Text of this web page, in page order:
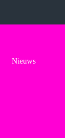
Nieuws